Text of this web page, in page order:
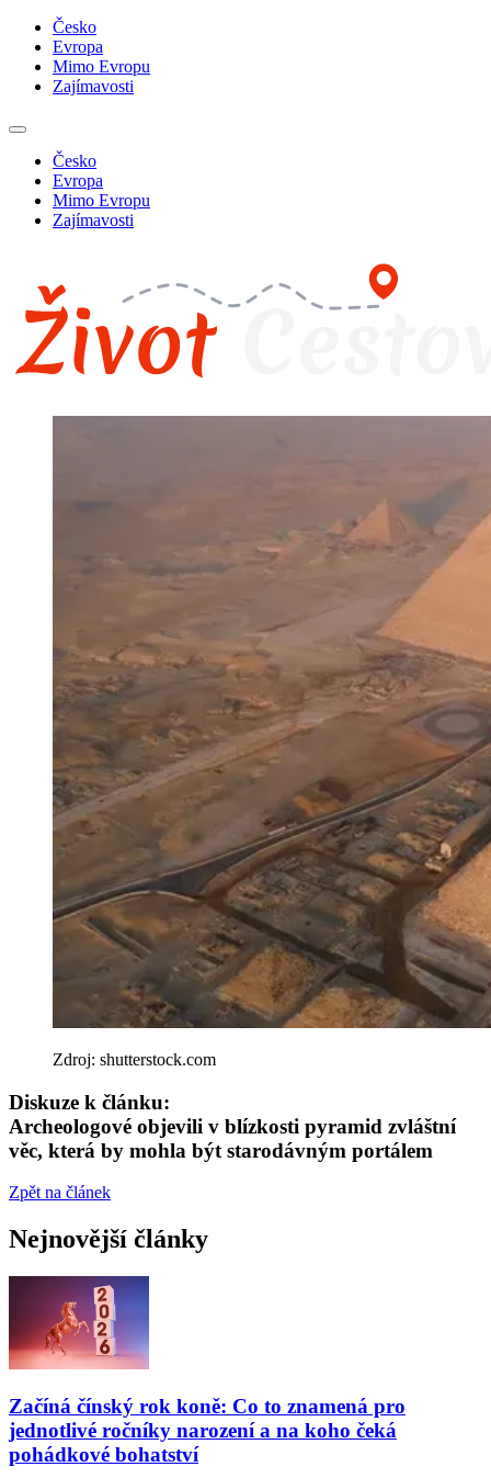
Česko
Evropa
Mimo Evropu
Zajímavosti
Česko
Evropa
Mimo Evropu
Zajímavosti
Zdroj: shutterstock.com
Diskuze k článku:
Archeologové objevili v blízkosti pyramid zvláštní
věc, která by mohla být starodávným portálem
Zpět na článek
Nejnovější články
Začíná čínský rok koně: Co to znamená pro
jednotlivé ročníky narození a na koho čeká
pohádkové bohatství